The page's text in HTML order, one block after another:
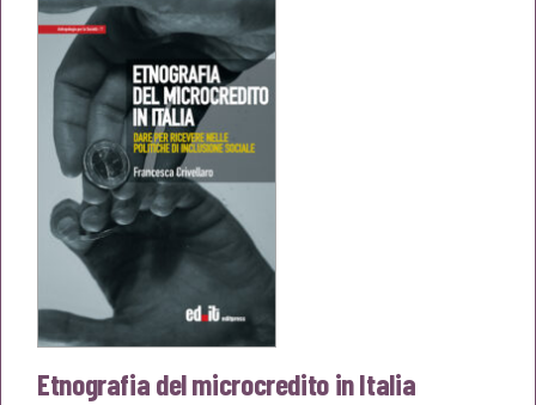
era:
€18,00.
è:
€17,10.
Etnografia del microcredito in Italia